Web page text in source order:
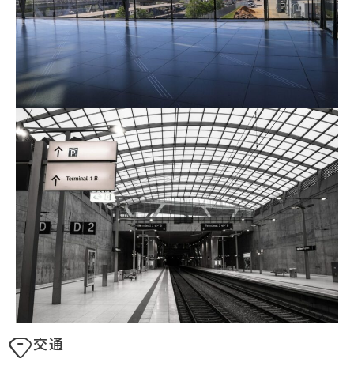
交通